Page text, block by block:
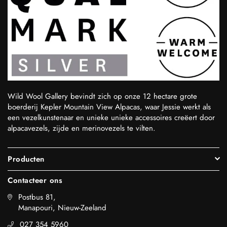
Wild Wool Gallery bevindt zich op onze 12 hectare grote
boerderij Kepler Mountain View Alpacas, waar Jessie werkt als
een vezelkunstenaar en unieke unieke accessoires creëert door
alpacavezels, zijde en merinovezels te vilten.
Producten
Contacteer ons
Postbus 81,
Manapouri, Nieuw-Zeeland
027 354 5960